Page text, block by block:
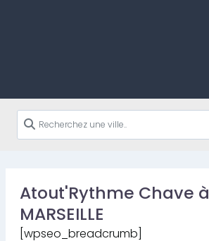
Atout'Rythme Chave à
MARSEILLE
[wpseo_breadcrumb]